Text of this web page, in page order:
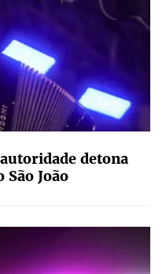
detona
São João